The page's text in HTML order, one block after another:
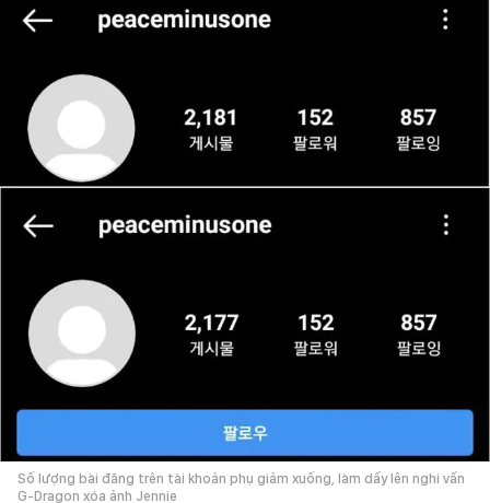
Số lượng bài đăng trên tài khoản phụ giảm xuống, làm dấy lên nghi vấn
G-Dragon xóa ảnh Jennie